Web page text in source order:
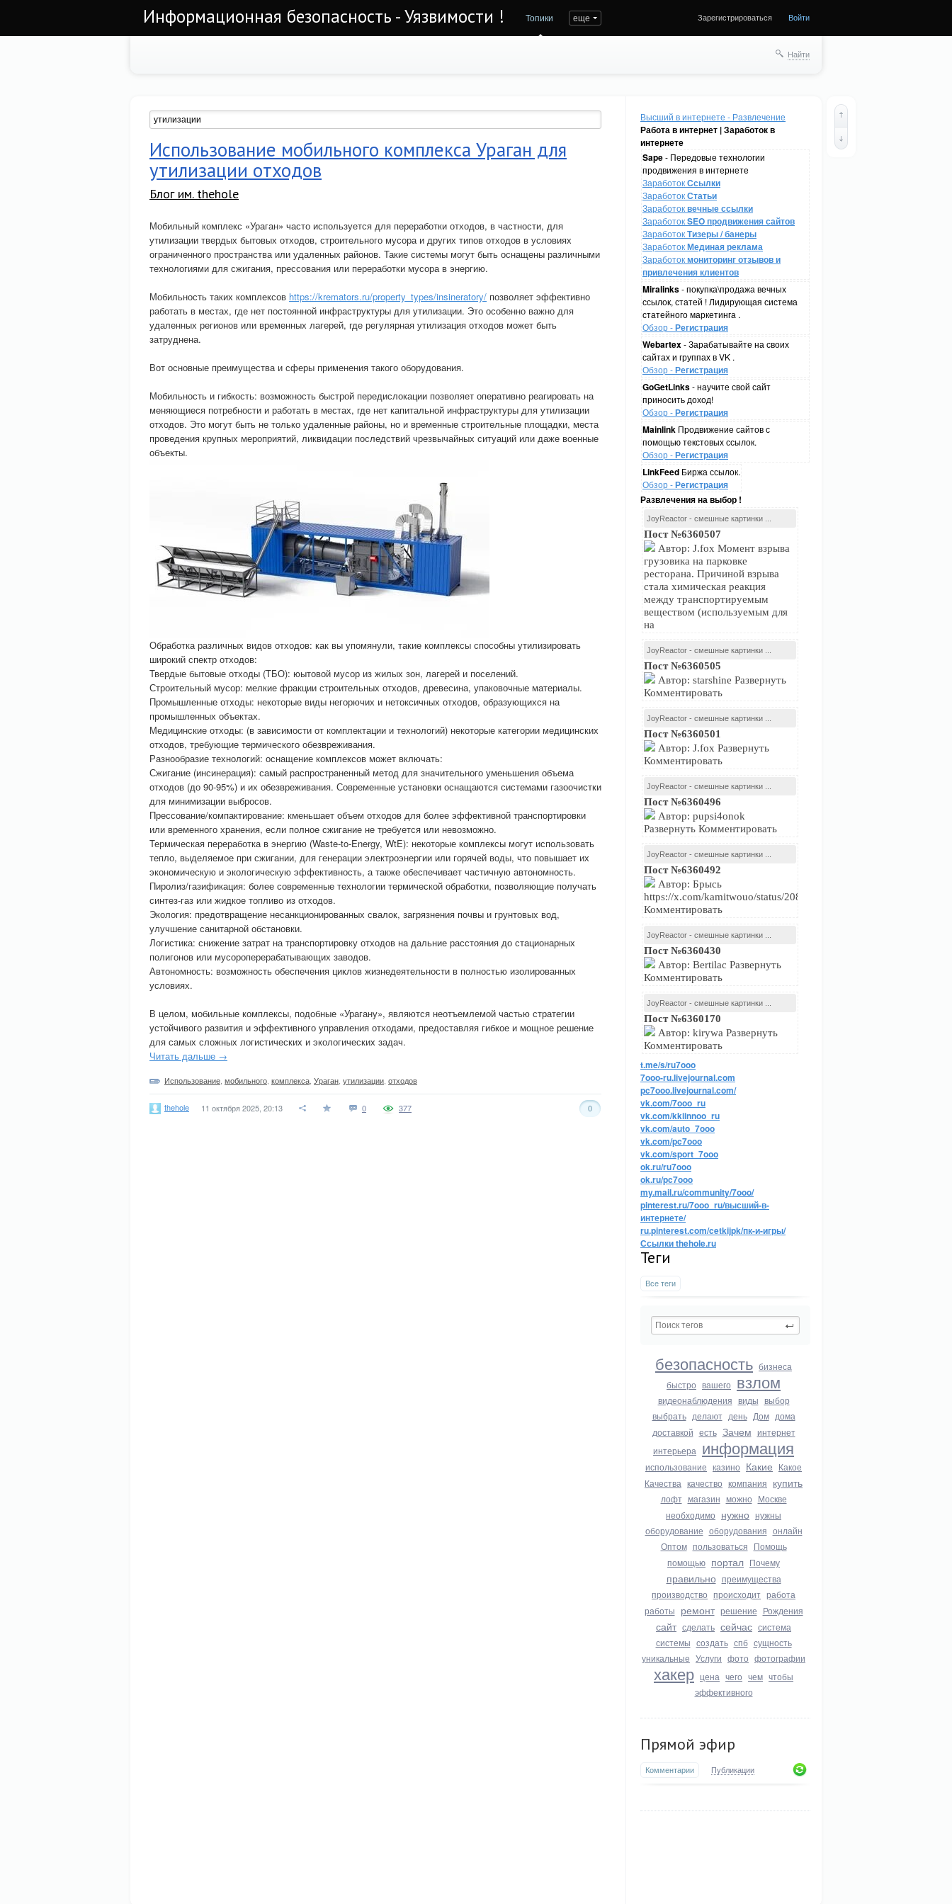
Информационная безопасность - Уязвимости ! Топики еще Зарегистрироваться Войти
Найти
Высший в интернете - Развлечение
Работа в интернет | Заработок в
интернете
Sape- Передовые технологии
продвижения в интернете
ЗаработокСсылки
ЗаработокСтатьи
Заработоквечные ссылки
ЗаработокSEO продвижения сайтов
ЗаработокТизеры / банеры
ЗаработокМединая реклама
Заработокмониторинг отзывов и
привлечения клиентов
Miralinks- покупка\продажа вечных
ссылок, статей ! Лидирующая система
статейного маркетинга .
Обзор -Регистрация
Webartex- Зарабатывайте на своих
сайтах и группах в VK .
Обзор -Регистрация
GoGetLinks- научите свой сайт
приносить доход!
Обзор -Регистрация
Mainlink Продвижение сайтов с
помощью текстовых ссылок.
Обзор -Регистрация
LinkFeed Биржа ссылок.
Обзор -Регистрация
Развлечения на выбор !
JoyReactor - смешные картинки ...
Пост №6360507
Автор: J.fox Момент взрыва
грузовика на парковке
ресторана. Причиной взрыва
стала химическая реакция
между транспортируемым
веществом (используемым для
на
JoyReactor - смешные картинки ...
Пост №6360505
Автор: starshine Развернуть
Комментировать
JoyReactor - смешные картинки ...
Пост №6360501
Автор: J.fox Развернуть
Комментировать
JoyReactor - смешные картинки ...
Пост №6360496
Автор: pupsi4onok
Развернуть Комментировать
JoyReactor - смешные картинки ...
Пост №6360492
Автор: Брысь
https://x.com/kamitwouo/status/2081239716574474479Развернуть
Комментировать
JoyReactor - смешные картинки ...
Пост №6360430
Автор: Bertilac Развернуть
Комментировать
JoyReactor - смешные картинки ...
Пост №6360170
Автор: kirywa Развернуть
Комментировать
t.me/s/ru7ooo
7ooo-ru.livejournal.com
pc7ooo.livejournal.com/
vk.com/7ooo_ru
vk.com/kkiinnoo_ru
vk.com/auto_7ooo
vk.com/pc7ooo
vk.com/sport_7ooo
ok.ru/ru7ooo
ok.ru/pc7ooo
my.mail.ru/community/7ooo/
pinterest.ru/7ooo_ru/высший-в-
интернете/
ru.pinterest.com/cetkijpk/пк-и-игры/
Ссылки thehole.ru
Теги
Все теги
безопасность бизнеса
быстро вашего взлом
видеонаблюдения виды выбор
выбрать делают день Дом дома
доставкой есть Зачем интернет
интерьера информация
использование казино Какие Какое
Качества качество компания купить
лофт магазин можно Москве
необходимо нужно нужны
оборудование оборудования онлайн
Оптом пользоваться Помощь
помощью портал Почему
правильно преимущества
производство происходит работа
работы ремонт решение Рождения
сайт сделать сейчас система
системы создать спб сущность
уникальные Услуги фото фотографии
хакер цена чего чем чтобы
эффективного
Прямой эфир
Комментарии Публикации
Использование мобильного комплекса Ураган для
утилизации отходов
Блог им. thehole
Мобильный комплекс «Ураган» часто используется для переработки отходов, в частности, для
утилизации твердых бытовых отходов, строительного мусора и других типов отходов в условиях
ограниченного пространства или удаленных районов. Такие системы могут быть оснащены различными
технологиями для сжигания, прессования или переработки мусора в энергию.
Мобильность таких комплексов https://kremators.ru/property_types/insineratory/ позволяет эффективно
работать в местах, где нет постоянной инфраструктуры для утилизации. Это особенно важно для
удаленных регионов или временных лагерей, где регулярная утилизация отходов может быть
затруднена.
Вот основные преимущества и сферы применения такого оборудования.
Мобильность и гибкость: возможность быстрой передислокации позволяет оперативно реагировать на
меняющиеся потребности и работать в местах, где нет капитальной инфраструктуры для утилизации
отходов. Это могут быть не только удаленные районы, но и временные строительные площадки, места
проведения крупных мероприятий, ликвидации последствий чрезвычайных ситуаций или даже военные
объекты.
Обработка различных видов отходов: как вы упомянули, такие комплексы способны утилизировать
широкий спектр отходов:
Твердые бытовые отходы (ТБО): юытовой мусор из жилых зон, лагерей и поселений.
Строительный мусор: мелкие фракции строительных отходов, древесина, упаковочные материалы.
Промышленные отходы: некоторые виды негорючих и нетоксичных отходов, образующихся на
промышленных объектах.
Медицинские отходы: (в зависимости от комплектации и технологий) некоторые категории медицинских
отходов, требующие термического обезвреживания.
Разнообразие технологий: оснащение комплексов может включать:
Сжигание (инсинерация): самый распространенный метод для значительного уменьшения объема
отходов (до 90-95%) и их обезвреживания. Современные установки оснащаются системами газоочистки
для минимизации выбросов.
Прессование/компактирование: кменьшает объем отходов для более эффективной транспортировки
или временного хранения, если полное сжигание не требуется или невозможно.
Термическая переработка в энергию (Waste-to-Energy, WtE): некоторые комплексы могут использовать
тепло, выделяемое при сжигании, для генерации электроэнергии или горячей воды, что повышает их
экономическую и экологическую эффективность, а также обеспечивает частичную автономность.
Пиролиз/газификация: более современные технологии термической обработки, позволяющие получать
синтез-газ или жидкое топливо из отходов.
Экология: предотвращение несанкционированных свалок, загрязнения почвы и грунтовых вод,
улучшение санитарной обстановки.
Логистика: снижение затрат на транспортировку отходов на дальние расстояния до стационарных
полигонов или мусороперерабатывающих заводов.
Автономность: возможность обеспечения циклов жизнедеятельности в полностью изолированных
условиях.
В целом, мобильные комплексы, подобные «Урагану», являются неотъемлемой частью стратегии
устойчивого развития и эффективного управления отходами, предоставляя гибкое и мощное решение
для самых сложных логистических и экологических задач.
Читать дальше →
Использование мобильного комплекса Ураган утилизации отходов
thehole 11 октября 2025, 20:13 0 0
377